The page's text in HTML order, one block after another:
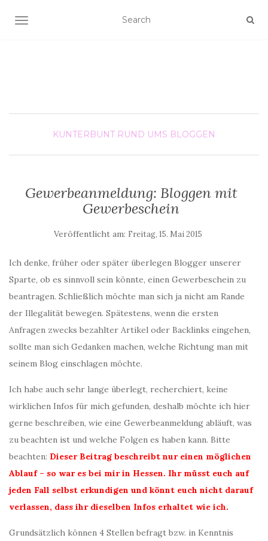
SCHALTE NAVIGATION
KUNTERBUNT RUND UMS BLOGGEN
Gewerbeanmeldung: Bloggen mit
Gewerbeschein
Veröffentlicht am: Freitag, 15. Mai 2015
Ich denke, früher oder später überlegen Blogger unserer
Sparte, ob es sinnvoll sein könnte, einen Gewerbeschein zu
beantragen. Schließlich möchte man sich ja nicht am Rande
der Illegalität bewegen. Spätestens, wenn die ersten
Anfragen zwecks bezahlter Artikel oder Backlinks eingehen,
sollte man sich Gedanken machen, welche Richtung man mit
seinem Blog einschlagen möchte.
Ich habe auch sehr lange überlegt, recherchiert, keine
wirklichen Infos für mich gefunden, deshalb möchte ich hier
gerne beschreiben, wie eine Gewerbeanmeldung abläuft, was
zu beachten ist und welche Folgen es haben kann. Bitte
beachten: Dieser Beitrag beschreibt nur einen möglichen
Ablauf – so war es bei mir in Hessen. Ihr müsst euch auf
jeden Fall selbst erkundigen und könnt euch nicht darauf
verlassen, dass ihr dieselben Infos erhaltet wie ich.
Grundsätzlich können 4 Stellen befragt bzw. in Kenntnis